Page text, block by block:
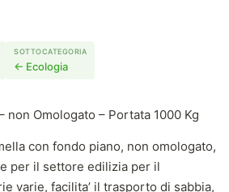
SOTTOCATEGORIA
← Ecologia
non Omologato – Portata 1000 Kg
con fondo piano, non omologato,
per il settore edilizia per il
varie, facilita’ il trasporto di sabbia,